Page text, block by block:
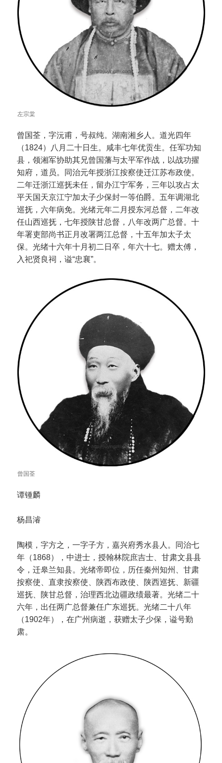
左宗棠
曾国荃，字沅甫，号叔纯。湖南湘乡人。道光四年
（1824）八月二十日生。咸丰七年优贡生。任军功知
县，领湘军协助其兄曾国藩与太平军作战，以战功擢
知府，道员。同治元年授浙江按察使迁江苏布政使。
二年迁浙江巡抚未任，留办江宁军务，三年以攻占太
平天国天京江宁加太子少保封一等伯爵。五年调湖北
巡抚，六年病免。光绪元年二月授东河总督，二年改
任山西巡抚，七年授陕甘总督，八年改两广总督。十
年署吏部尚书正月改署两江总督，十五年加太子太
保。光绪十六年十月初二日卒，年六十七。赠太傅，
入祀贤良祠，谥“忠襄”。
曾国荃
谭锺麟
杨昌濬
陶模，字方之，一字子方，嘉兴府秀水县人。同治七
年（1868），中进士，授翰林院庶吉士、甘肃文县县
令，迁皋兰知县。光绪帝即位，历任秦州知州、甘肃
按察使、直隶按察使、陕西布政使、陕西巡抚、新疆
巡抚、陕甘总督，治理西北边疆政绩最著。光绪二十
六年，出任两广总督兼任广东巡抚。光绪二十八年
（1902年），在广州病逝，获赠太子少保，谥号勤
肃。